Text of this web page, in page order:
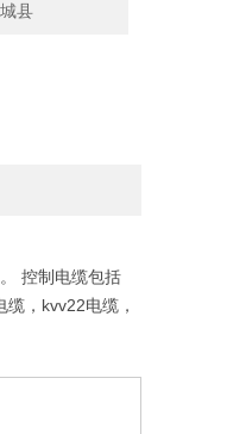
县
控制电缆包括
，kvv22电缆，